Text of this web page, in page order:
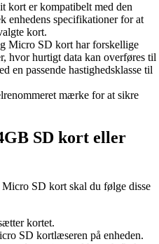
kort er kompatibelt med den
enhedens specifikationer for at
kort.
Micro SD kort har forskellige
hvor hurtigt data kan overføres til
en passende hastighedsklasse til
mærke for at sikre
SD kort eller
SD kort skal du følge disse
kortet.
SD kortlæseren på enheden.